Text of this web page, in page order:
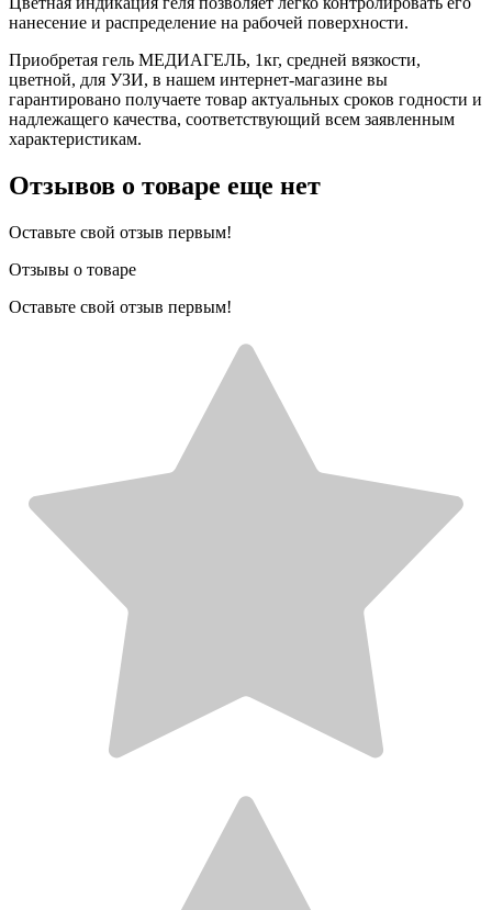
нанесение и распределение на рабочей поверхности.
Приобретая гель МЕДИАГЕЛЬ, 1кг, средней вязкости,
цветной, для УЗИ, в нашем интернет-магазине вы
гарантировано получаете товар актуальных сроков годности и
надлежащего качества, соответствующий всем заявленным
характеристикам.
Отзывов о товаре еще нет
Оставьте свой отзыв первым!
Отзывы о товаре
Оставьте свой отзыв первым!